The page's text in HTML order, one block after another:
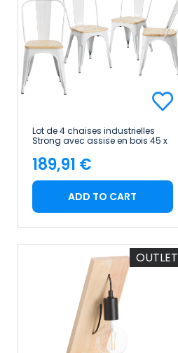
Lot de 4 chaises industrielles
Strong avec assise en bois 45 x
Price
189,91 €
ADD TO CART
OUTLET